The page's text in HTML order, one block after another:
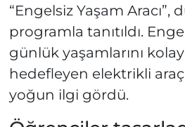
“Engelsiz Yaşam Aracı”,
programla tanıtıldı.
günlük yaşamlarını
hedefleyen elektrikli
yoğun ilgi gördü.